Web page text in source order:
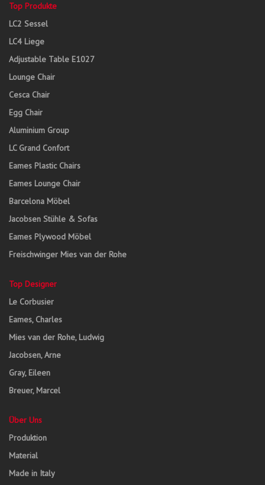
Top Produkte
LC2 Sessel
LC4 Liege
Adjustable Table E1027
Lounge Chair
Cesca Chair
Egg Chair
Aluminium Group
LC Grand Confort
Eames Plastic Chairs
Eames Lounge Chair
Barcelona Möbel
Jacobsen Stühle & Sofas
Eames Plywood Möbel
Freischwinger Mies van der Rohe
Top Designer
Le Corbusier
Eames, Charles
Mies van der Rohe, Ludwig
Jacobsen, Arne
Gray, Eileen
Breuer, Marcel
Über Uns
Produktion
Material
Made in Italy